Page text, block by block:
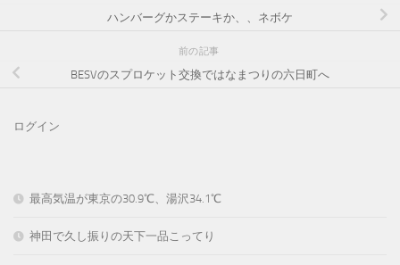
ハンバーグかステーキか、、ネボケ
前の記事
BESVのスプロケット交換ではなまつりの六日町へ
ログイン
最高気温が東京の30.9℃、湯沢34.1℃
神田で久し振りの天下一品こってり